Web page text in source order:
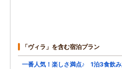
「ヴィラ」を含む宿泊プラン
一番人気！楽しさ満点♪ 1泊3食飲